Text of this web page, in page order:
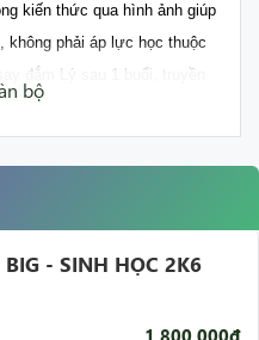
kiến thức qua hình ảnh giúp
không phải áp lực học thuộc
đắm Lý sau 1 buổi, truyền
bộ
- SINH HỌC 2K6
1,800,000đ